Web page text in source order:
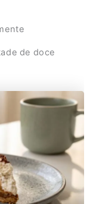
de doce